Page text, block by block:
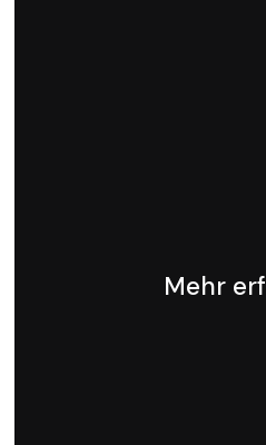
Mehr